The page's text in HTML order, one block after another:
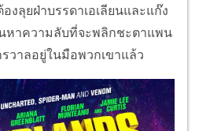
ลุยฝ่าบรรดาเอเลียนและแก๊ง
หาความลับที่จะพลิกชะตาแพน
วาลอยู่ในมือพวกเขาแล้ว